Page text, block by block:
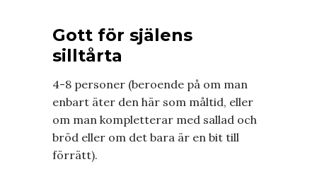
Gott för själens
silltårta
4-8 personer (beroende på om man
enbart äter den här som måltid, eller
om man kompletterar med sallad och
bröd eller om det bara är en bit till
förrätt).